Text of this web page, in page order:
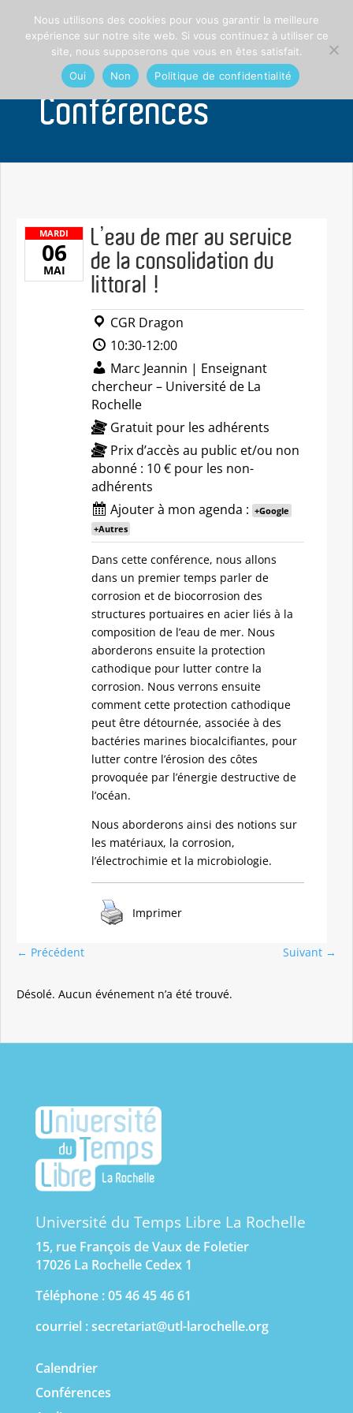
Conférences
MARDI
06
MAI
L’eau de mer au service
de la consolidation du
littoral !
CGR Dragon
10:30-12:00
Marc Jeannin | Enseignant
chercheur – Université de La
Rochelle
Gratuit pour les adhérents
Prix d’accès au public et/ou non
abonné : 10 € pour les non-
adhérents
Ajouter à mon agenda : +Google
+Autres
Dans cette conférence, nous allons
dans un premier temps parler de
corrosion et de biocorrosion des
structures portuaires en acier liés à la
composition de l’eau de mer. Nous
aborderons ensuite la protection
cathodique pour lutter contre la
corrosion. Nous verrons ensuite
comment cette protection cathodique
peut être détournée, associée à des
bactéries marines biocalcifiantes, pour
lutter contre l’érosion des côtes
provoquée par l’énergie destructive de
l’océan.
Nous aborderons ainsi des notions sur
les matériaux, la corrosion,
l’électrochimie et la microbiologie.
Imprimer
← Précédent Suivant →
Désolé. Aucun événement n’a été trouvé.
Université du Temps Libre La Rochelle
15, rue François de Vaux de Foletier
17026 La Rochelle Cedex 1
Téléphone : 05 46 45 46 61
courriel :secretariat@utl-larochelle.org
Calendrier
Conférences
Nous utilisons des cookies pour vous garantir la meilleure
expérience sur notre site web. Si vous continuez à utiliser ce
site, nous supposerons que vous en êtes satisfait.
Oui
Non Politique de confidentialité